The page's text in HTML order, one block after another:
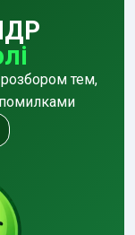
розбором тем,